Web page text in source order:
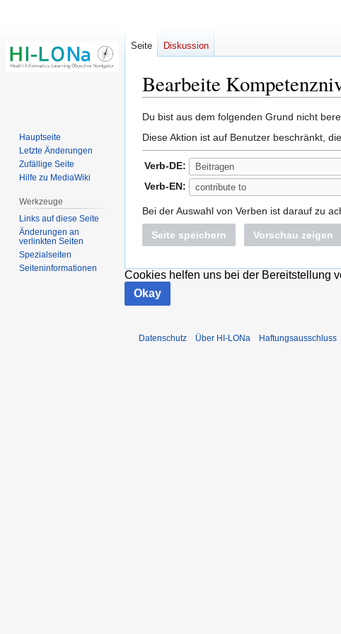
Bearbeite
Zur
Navigation
springen
Zur
Suche
springen
Du bist aus dem folgenden Grund nicht
Diese Aktion ist auf Benutzer beschränkt,
Verb-DE:
Verb-EN:
Bei der Auswahl von Verben ist darauf zu
Seite speichern Vorschau zeigen
Cookies helfen uns bei der Bereitstellung
Okay
Seite Diskussion
Hauptseite
Letzte Änderungen
Zufällige Seite
Hilfe zu MediaWiki
Werkzeuge
Links auf diese Seite
Änderungen an
verlinkten Seiten
Spezialseiten
Seiten­­informationen
Datenschutz Über HI-LONa Haftungsausschluss